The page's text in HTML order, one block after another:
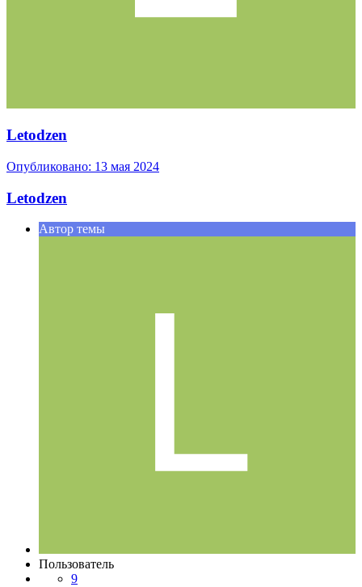
Letodzen
Опубликовано: 13 мая 2024
Letodzen
Автор темы
Пользователь
9